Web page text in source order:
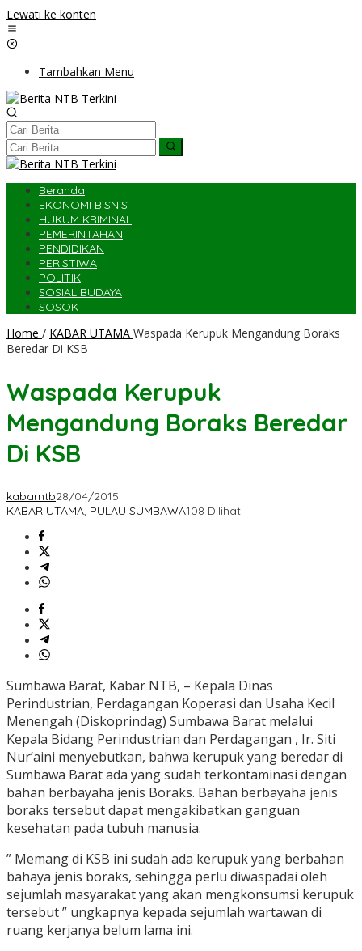
Lewati ke konten
Tambahkan Menu
Beranda
EKONOMI BISNIS
HUKUM KRIMINAL
PEMERINTAHAN
PENDIDIKAN
PERISTIWA
POLITIK
SOSIAL BUDAYA
SOSOK
Home / KABAR UTAMA Waspada Kerupuk Mengandung Boraks
Beredar Di KSB
Waspada Kerupuk
Mengandung Boraks Beredar
Di KSB
kabarntb28/04/2015
KABAR UTAMA, PULAU SUMBAWA108 Dilihat
Sumbawa Barat, Kabar NTB, – Kepala Dinas
Perindustrian, Perdagangan Koperasi dan Usaha Kecil
Menengah (Diskoprindag) Sumbawa Barat melalui
Kepala Bidang Perindustrian dan Perdagangan , Ir. Siti
Nur’aini menyebutkan, bahwa kerupuk yang beredar di
Sumbawa Barat ada yang sudah terkontaminasi dengan
bahan berbayaha jenis Boraks. Bahan berbayaha jenis
boraks tersebut dapat mengakibatkan ganguan
kesehatan pada tubuh manusia.
” Memang di KSB ini sudah ada kerupuk yang berbahan
bahaya jenis boraks, sehingga perlu diwaspadai oleh
sejumlah masyarakat yang akan mengkonsumsi kerupuk
tersebut ” ungkapnya kepada sejumlah wartawan di
ruang kerjanya belum lama ini.